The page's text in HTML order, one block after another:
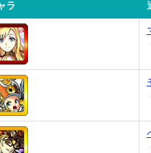
ラ